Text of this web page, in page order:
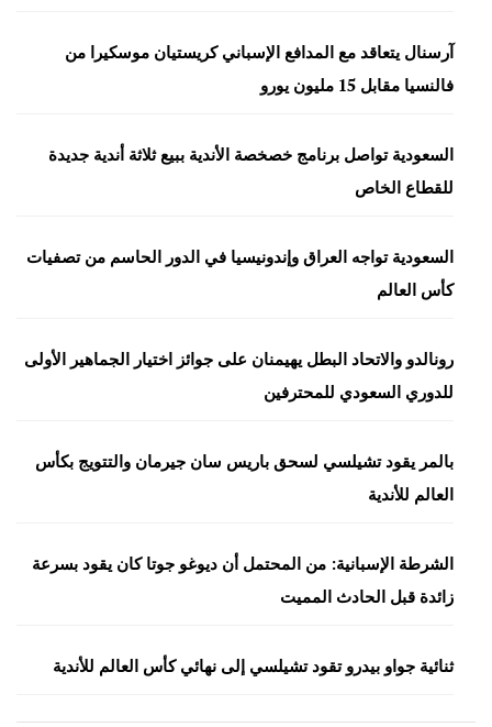
آرسنال يتعاقد مع المدافع الإسباني كريستيان موسكيرا من
فالنسيا مقابل 15 مليون يورو
السعودية تواصل برنامج خصخصة الأندية ببيع ثلاثة أندية جديدة
للقطاع الخاص
السعودية تواجه العراق وإندونيسيا في الدور الحاسم من تصفيات
كأس العالم
رونالدو والاتحاد البطل يهيمنان على جوائز اختيار الجماهير الأولى
للدوري السعودي للمحترفين
بالمر يقود تشيلسي لسحق باريس سان جيرمان والتتويج بكأس
العالم للأندية
الشرطة الإسبانية: من المحتمل أن ديوغو جوتا كان يقود بسرعة
زائدة قبل الحادث المميت
ثنائية جواو بيدرو تقود تشيلسي إلى نهائي كأس العالم للأندية